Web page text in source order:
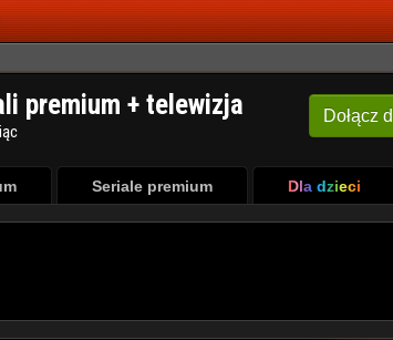
Seriale premium Dla dzieci